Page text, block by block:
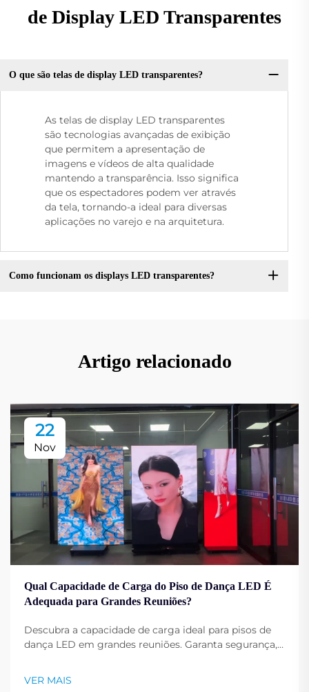
de Display LED Transparentes
O que são telas de display LED transparentes?
As telas de display LED transparentes
são tecnologias avançadas de exibição
que permitem a apresentação de
imagens e vídeos de alta qualidade
mantendo a transparência. Isso significa
que os espectadores podem ver através
da tela, tornando-a ideal para diversas
aplicações no varejo e na arquitetura.
Como funcionam os displays LED transparentes?
Artigo relacionado
22
Nov
Qual Capacidade de Carga do Piso de Dança LED É
Adequada para Grandes Reuniões?
Descubra a capacidade de carga ideal para pisos de
dança LED em grandes reuniões. Garanta segurança,
VER MAIS